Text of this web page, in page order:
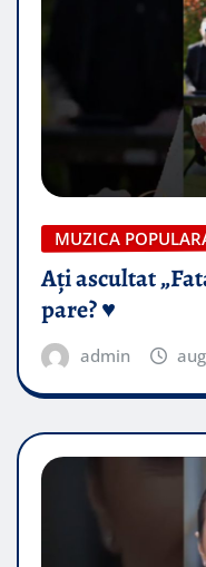
MUZICA
Ați ascultat
pare? ♥️
admin